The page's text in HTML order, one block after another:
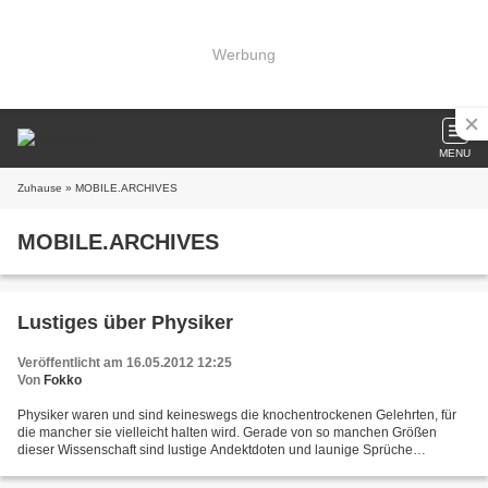
Werbung
MENU
Zuhause » MOBILE.ARCHIVES
MOBILE.ARCHIVES
Lustiges über Physiker
Veröffentlicht am 16.05.2012 12:25
Von Fokko
Physiker waren und sind keineswegs die knochentrockenen Gelehrten, für
die mancher sie vielleicht halten wird. Gerade von so manchen Größen
dieser Wissenschaft sind lustige Andektdoten und launige Sprüche